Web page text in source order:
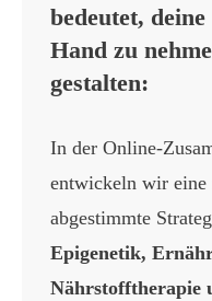
bedeutet,
Hand zu
gestalten:
In der Online-
entwickeln wir
abgestimmte
Epigenetik,
Nährstofftherapie